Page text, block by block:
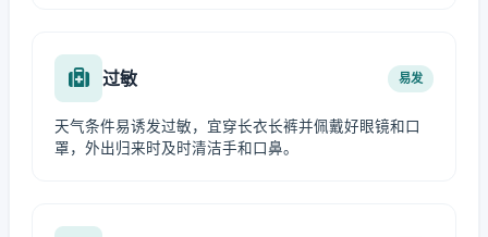
过敏 易发
天气条件易诱发过敏，宜穿长衣长裤并佩戴好眼镜和口
罩，外出归来时及时清洁手和口鼻。